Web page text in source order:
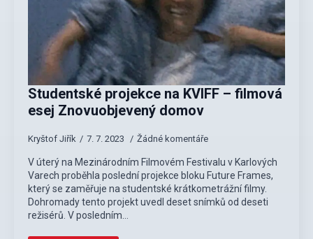
Studentské projekce na KVIFF – filmová
esej Znovuobjevený domov
Kryštof Jiřík 7. 7. 2023 Žádné komentáře
V úterý na Mezinárodním Filmovém Festivalu v Karlových
Varech proběhla poslední projekce bloku Future Frames,
který se zaměřuje na studentské krátkometrážní filmy.
Dohromady tento projekt uvedl deset snímků od deseti
režisérů. V posledním…